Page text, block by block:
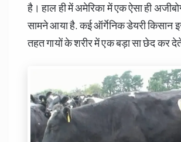
है। हाल ही में अमेरिका में एक ऐसा ही
सामने आया है. कई ऑर्गेनिक डेयरी किसान
तहत गायों के शरीर में एक बड़ा सा छेद कर